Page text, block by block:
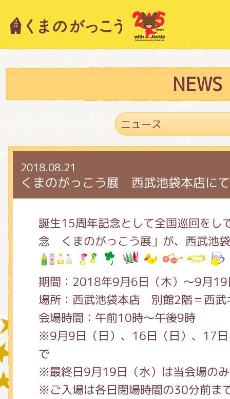
NEWS
2018.08.21
くまのがっこう展 西武池袋本店に
誕生15周年記念として全国巡回をし
念 くまのがっこう展」が、西武池
期間：2018年9月6日（木）～9月19
場所：西武池袋本店 別館2階＝西武
会場時間：午前10時～午後9時
※9月9日（日）、16日（日）、17
で
※最終日9月19日（水）は当会場の
※ご入場は各日閉場時間の30分前ま
キャラクター紹介
スタッフブログ
絵本・作家紹介
ショップインフォメーション
グッズインフォメーション
ミュージカル・コンサート
おたのしみコンテンツ(クイズ・